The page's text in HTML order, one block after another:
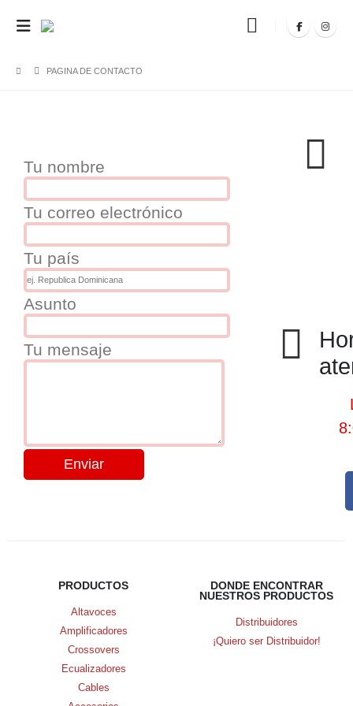
PAGINA DE CONTACTO
Tu nombre
Tu correo electrónico
Tu país
Asunto
Tu mensaje
PRODUCTOS
Altavoces
Amplificadores
Crossovers
Ecualizadores
Cables
DONDE ENCONTRAR
NUESTROS PRODUCTOS
Distribuidores
¡Quiero ser Distribuidor!